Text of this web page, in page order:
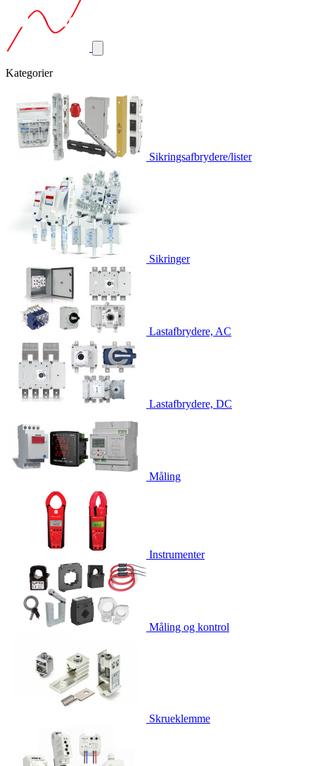
Kategorier
Sikringsafbrydere/lister
Sikringer
Lastafbrydere, AC
Lastafbrydere, DC
Måling
Instrumenter
Måling og kontrol
Skrueklemme